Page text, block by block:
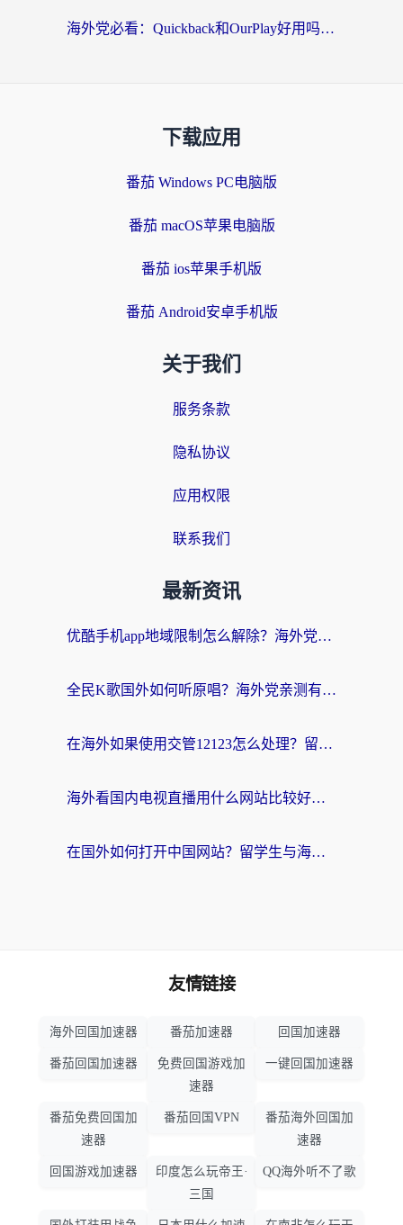
海外党必看：Quickback和OurPlay好用吗？3分钟选对回国加速器，无缝刷剧玩游戏
下载应用
番茄 Windows PC电脑版
番茄 macOS苹果电脑版
番茄 ios苹果手机版
番茄 Android安卓手机版
关于我们
服务条款
隐私协议
应用权限
联系我们
最新资讯
优酷手机app地域限制怎么解除？海外党亲测有效的追剧方案
全民K歌国外如何听原唱？海外党亲测有效的回国加速器选择指南
在海外如果使用交管12123怎么处理？留学生亲测有效的回国加速方案
海外看国内电视直播用什么网站比较好？一篇解决你所有追剧难题的实用指南
在国外如何打开中国网站？留学生与海外华人的无缝访问指南
友情链接
海外回国加速器 番茄加速器 回国加速器
番茄回国加速器
免费回国游戏加
速器
一键回国加速器
番茄免费回国加
速器
番茄回国VPN
番茄海外回国加
速器
回国游戏加速器
印度怎么玩帝王·
三国
QQ海外听不了歌